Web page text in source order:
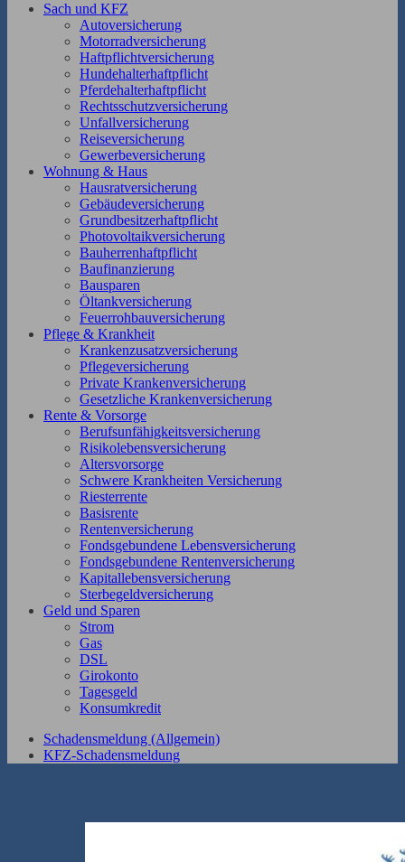
Sach und KFZ
Autoversicherung
Motorradversicherung
Haftpflichtversicherung
Hundehalterhaftpflicht
Pferdehalterhaftpflicht
Rechtsschutzversicherung
Unfallversicherung
Reiseversicherung
Gewerbeversicherung
Wohnung & Haus
Hausratversicherung
Gebäudeversicherung
Grundbesitzerhaftpflicht
Photovoltaikversicherung
Bauherrenhaftpflicht
Baufinanzierung
Bausparen
Öltankversicherung
Feuerrohbauversicherung
Pflege & Krankheit
Krankenzusatzversicherung
Pflegeversicherung
Private Krankenversicherung
Gesetzliche Krankenversicherung
Rente & Vorsorge
Berufs­unfähigkeitsversicherung
Risikolebensversicherung
Altersvorsorge
Schwere Krankheiten Versicherung
Riesterrente
Basisrente
Rentenversicherung
Fondsgebundene Lebensversicherung
Fondsgebundene Rentenversicherung
Kapitallebensversicherung
Sterbegeldversicherung
Geld und Sparen
Strom
Gas
DSL
Girokonto
Tagesgeld
Konsumkredit
Schadensmeldung (Allgemein)
KFZ-Schadensmeldung